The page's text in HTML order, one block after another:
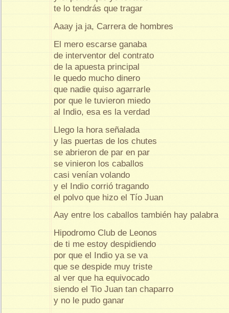
te lo tendrás que tragar
Aaay ja ja, Carrera de hombres
El mero escarse ganaba
de interventor del contrato
de la apuesta principal
le quedo mucho dinero
que nadie quiso agarrarle
por que le tuvieron miedo
al Indio, esa es la verdad
Llego la hora señalada
y las puertas de los chutes
se abrieron de par en par
se vinieron los caballos
casi venían volando
y el Indio corrió tragando
el polvo que hizo el Tío Juan
Aay entre los caballos también hay palabra
Hipodromo Club de Leonos
de ti me estoy despidiendo
por que el Indio ya se va
que se despide muy triste
al ver que ha equivocado
siendo el Tio Juan tan chaparro
y no le pudo ganar